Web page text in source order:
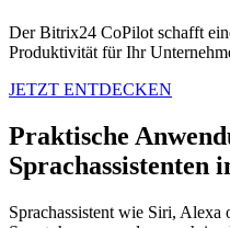
Der Bitrix24 CoPilot schafft
Produktivität für Ihr
JETZT ENTDECKEN
Praktische
Sprachassistenten
Sprachassistent wie Siri,